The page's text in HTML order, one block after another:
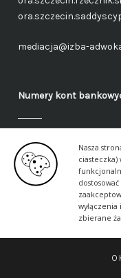
Nasza
ciasteczka)
zbierane
mediacja@izba-
Numery kont
Fundusz
40 1050 1559 1000
Fundusz aplikancki –
17 1050 1559 1000